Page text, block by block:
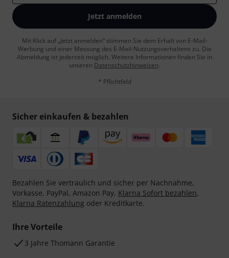
Jetzt anmelden
Mit Klick auf „Jetzt anmelden“ stimmen Sie dem Erhalt von E-Mail-
Werbung und einer Messung des E-Mail-Nutzungsverhaltens zu. Die
Abmeldung ist jederzeit möglich. Weitere Informationen finden Sie in
unseren Datenschutzhinweisen.
* Pflichtfeld
Sicher einkaufen & bezahlen
Bezahlen Sie vertraulich und sicher per Nachnahme,
Vorkasse, PayPal, Amazon Pay, Klarna Sofort bezahlen,
Klarna Ratenzahlung oder Kreditkarte.
Ihre Vorteile
3 Jahre Thomann Garantie